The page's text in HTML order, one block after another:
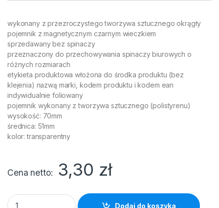
wykonany z przezroczystego tworzywa sztucznego okrągły
pojemnik z magnetycznym czarnym wieczkiem
sprzedawany bez spinaczy
przeznaczony do przechowywania spinaczy biurowych o
różnych rozmiarach
etykieta produktowa włożona do środka produktu (bez
klejenia) nazwą marki, kodem produktu i kodem ean
indywidualnie foliowany
pojemnik wykonany z tworzywa sztucznego (polistyrenu)
wysokość: 70mm
średnica: 51mm
kolor: transparentny
Cena netto 3,30 zł
Pojemnik magn. na spinacze OFFICE PRODUCTS, okrągły,
Dodaj do koszyka